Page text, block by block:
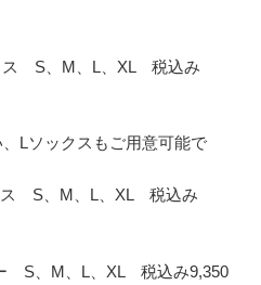
ス S、M、L、XL 税込み
Lソックスもご用意可能で
ス S、M、L、XL 税込み
S、M、L、XL 税込み9,350